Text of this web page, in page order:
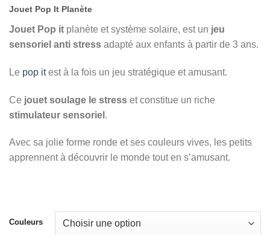
initial
était :
18.90€.
est :
15.50€.
Jouet Pop It Planète
Jouet Pop it planète et système solaire, est un jeu
sensoriel anti stress adapté aux enfants à partir de 3 ans.
Le pop itest à la fois un jeu stratégique et amusant.
Ce jouet soulage le stress et constitue un riche
stimulateur sensoriel .
Avec sa jolie forme ronde et ses couleurs vives, les petits
apprennent à découvrir le monde tout en s’amusant.
Couleurs